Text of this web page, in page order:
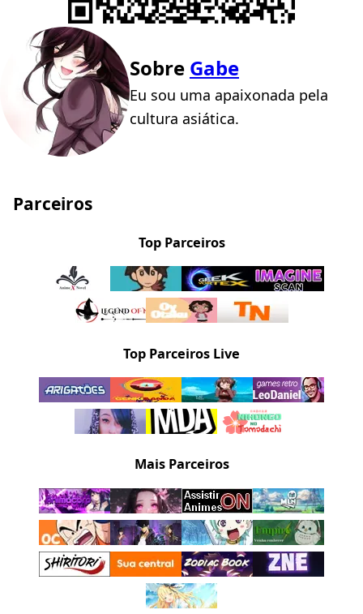
Sobre Gabe
Eu sou uma apaixonada pela
cultura asiática.
Parceiros
Top Parceiros
Top Parceiros Live
Mais Parceiros